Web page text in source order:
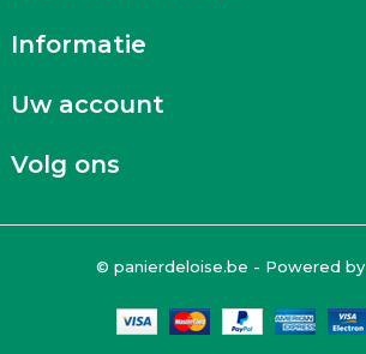
Informatie
Uw account
Volg ons
© panierdeloise.be - Powered by